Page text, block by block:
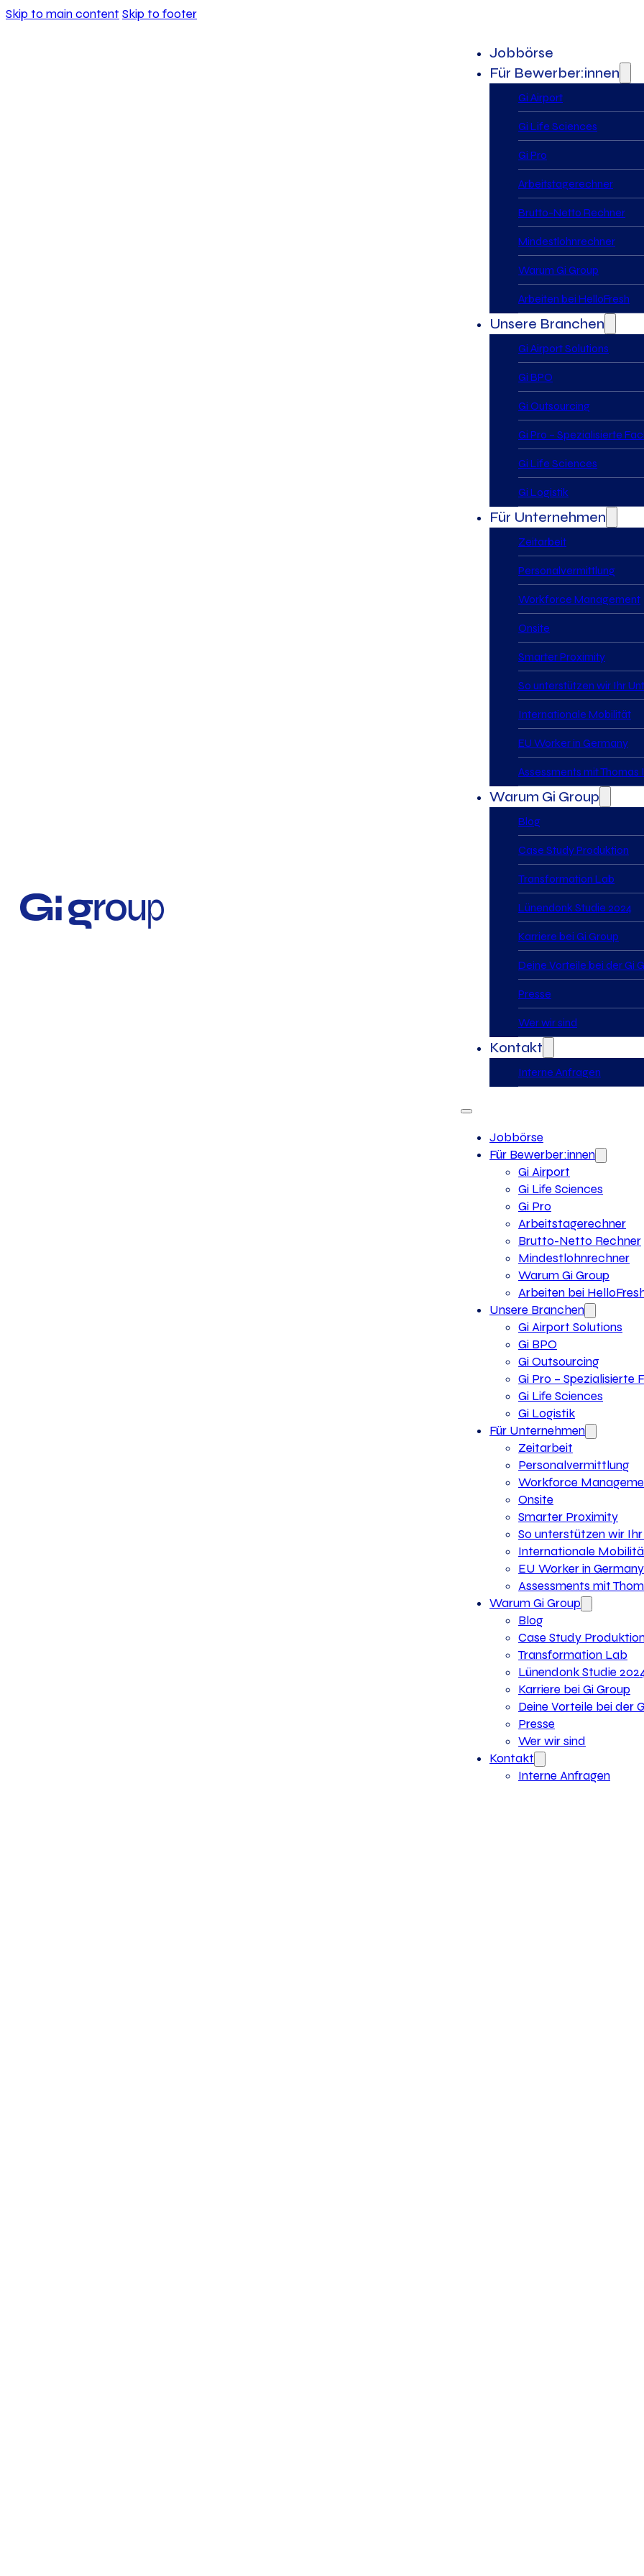
Skip to main content Skip to footer
Jobbörse
Für Bewerber:innen
Gi Airport
Gi Life Sciences
Gi Pro
Arbeitstagerechner
Brutto-Netto Rechner
Mindestlohnrechner
Warum Gi Group
Arbeiten bei HelloFresh
Unsere Branchen
Gi Airport Solutions
Gi BPO
Gi Outsourcing
Gi Pro – Spezialisierte
Gi Life Sciences
Gi Logistik
Für Unternehmen
Zeitarbeit
Personalvermittlung
Workforce Management
Onsite
Smarter Proximity
So unterstützen wir Ihr
Internationale Mobilität
EU Worker in Germany
Assessments mit
Warum Gi Group
Blog
Case Study Produktion
Transformation Lab
Lünendonk Studie 2024
Karriere bei Gi Group
Deine Vorteile bei der Gi
Presse
Wer wir sind
Kontakt
Interne Anfragen
Jobbörse
Für Bewerber:innen
Gi Airport
Gi Life Sciences
Gi Pro
Arbeitstagerechner
Brutto-Netto Rechner
Mindestlohnrechner
Warum Gi Group
Arbeiten bei
Unsere Branchen
Gi Airport Solutions
Gi BPO
Gi Outsourcing
Gi Pro – Spezialisierte
Gi Life Sciences
Gi Logistik
Für Unternehmen
Zeitarbeit
Personalvermittlung
Workforce
Onsite
Smarter Proximity
So unterstützen wir
Internationale
EU Worker in Germany
Assessments mit
Warum Gi Group
Blog
Case Study
Transformation Lab
Lünendonk Studie
Karriere bei Gi Group
Deine Vorteile bei der
Presse
Wer wir sind
Kontakt
Interne Anfragen